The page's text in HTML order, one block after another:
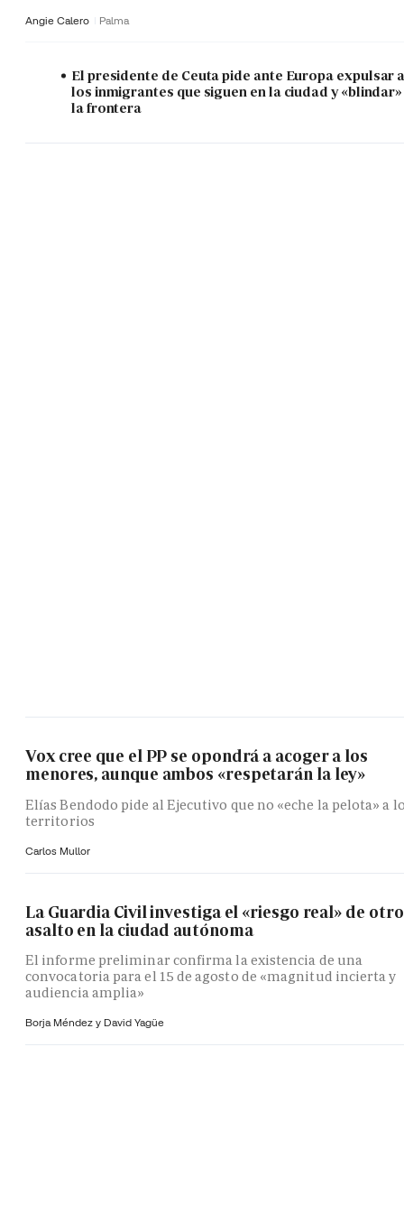
Angie Calero Palma
El presidente de Ceuta pide ante Europa expulsar
los inmigrantes que siguen en la ciudad y «blindar»
la frontera
Vox cree que el PP se opondrá a acoger a los
menores, aunque ambos «respetarán la ley»
Elías Bendodo pide al Ejecutivo que no «eche la pelota» a
territorios
Carlos Mullor
La Guardia Civil investiga el «riesgo real» de otro
asalto en la ciudad autónoma
El informe preliminar confirma la existencia de una
convocatoria para el 15 de agosto de «magnitud incierta y
audiencia amplia»
Borja Méndez y David Yagüe